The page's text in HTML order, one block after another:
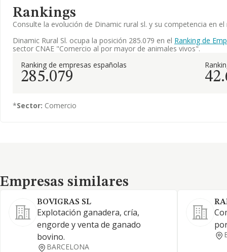
Rankings
Consulte la evolución de Dinamic rural sl. y su competencia en
Dinamic Rural Sl. ocupa la posición 285.079 en el Ranking de
sector CNAE "Comercio al por mayor de animales vivos".
Ranking de empresas españolas
285.079
*Sector: Comercio
Empresas similares
Empresas similares
BOVIGRAS SL
Explotación ganadera, cría,
engorde y venta de ganado
bovino.
BARCELONA